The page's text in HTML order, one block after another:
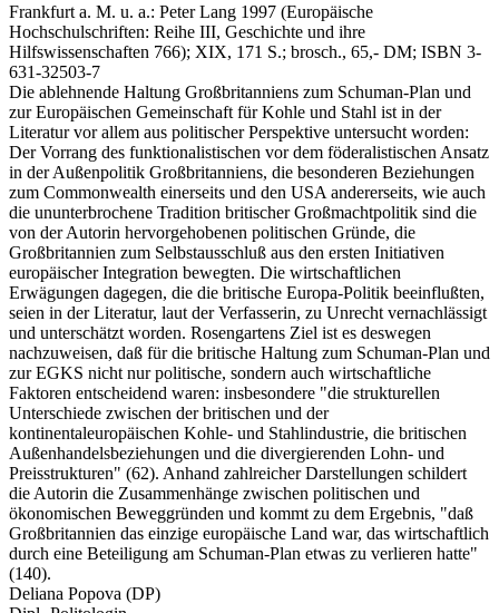
Frankfurt a. M. u. a.: Peter Lang 1997 (Europäische
Hochschulschriften: Reihe III, Geschichte und ihre
Hilfswissenschaften 766); XIX, 171 S.; brosch., 65,- DM; ISBN 3-
631-32503-7
Die ablehnende Haltung Großbritanniens zum Schuman-Plan und
zur Europäischen Gemeinschaft für Kohle und Stahl ist in der
Literatur vor allem aus politischer Perspektive untersucht worden:
Der Vorrang des funktionalistischen vor dem föderalistischen Ansatz
in der Außenpolitik Großbritanniens, die besonderen Beziehungen
zum Commonwealth einerseits und den USA andererseits, wie auch
die ununterbrochene Tradition britischer Großmachtpolitik sind die
von der Autorin hervorgehobenen politischen Gründe, die
Großbritannien zum Selbstausschluß aus den ersten Initiativen
europäischer Integration bewegten. Die wirtschaftlichen
Erwägungen dagegen, die die britische Europa-Politik beeinflußten,
seien in der Literatur, laut der Verfasserin, zu Unrecht vernachlässigt
und unterschätzt worden. Rosengartens Ziel ist es deswegen
nachzuweisen, daß für die britische Haltung zum Schuman-Plan und
zur EGKS nicht nur politische, sondern auch wirtschaftliche
Faktoren entscheidend waren: insbesondere "die strukturellen
Unterschiede zwischen der britischen und der
kontinentaleuropäischen Kohle- und Stahlindustrie, die britischen
Außenhandelsbeziehungen und die divergierenden Lohn- und
Preisstrukturen" (62). Anhand zahlreicher Darstellungen schildert
die Autorin die Zusammenhänge zwischen politischen und
ökonomischen Beweggründen und kommt zu dem Ergebnis, "daß
Großbritannien das einzige europäische Land war, das wirtschaftlich
durch eine Beteiligung am Schuman-Plan etwas zu verlieren hatte"
(140).
Deliana Popova (DP)